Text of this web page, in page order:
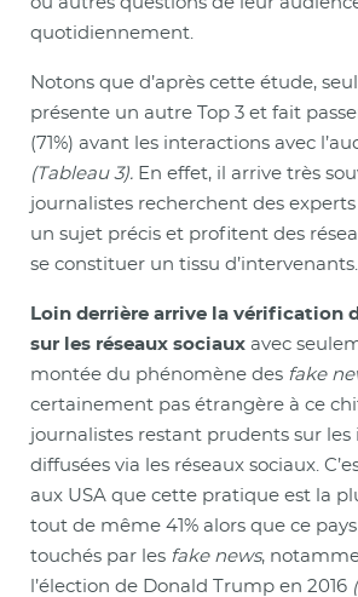
quotidiennement.
Notons que d’après cette étude,
présente un autre Top 3 et fait
(71%) avant les interactions avec
(Tableau 3). En effet, il arrive très
journalistes recherchent des
un sujet précis et profitent des
se constituer un tissu d’intervenants.
Loin derrière arrive la vérification
sur les réseaux sociaux avec
montée du phénomène des fake
certainement pas étrangère à ce
journalistes restant prudents sur
diffusées via les réseaux sociaux.
aux USA que cette pratique est la
tout de même 41% alors que ce
touchés par les fake news,
l’élection de Donald Trump en 2016